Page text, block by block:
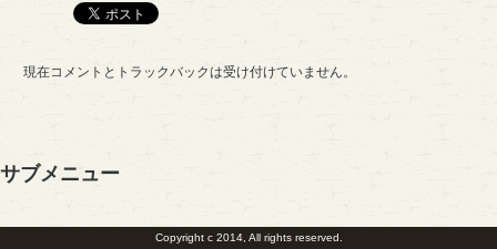
現在コメントとトラックバックは受け付けていません。
サブメニュー
Copyright c 2014, All rights reserved.